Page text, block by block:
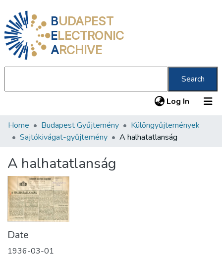
BUDAPEST
ELECTRONIC
ARCHIVE
Search
Log In (current)
Communities & Collections
Statistics
About us
Home Budapest Gyűjtemény
Különgyűjtemények
Sajtókivágat-gyűjtemény
A halhatatlanság
A halhatatlanság
Date
1936-03-01